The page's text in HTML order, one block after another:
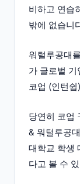
비하고 연습
밖에 없습니
워털루공대
가 글로벌
코업 (인턴
당연히 코업
& 워털루공
대학교 학생
다고 볼 수